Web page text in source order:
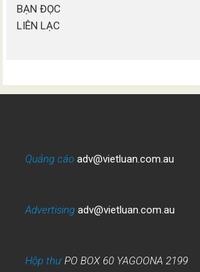
BẠN ĐỌC
LIÊN LẠC
Quảng cáo adv@vietluan.com.au
Advertising adv@vietluan.com.au
Hộp thưPO BOX 60 YAGOONA 2199